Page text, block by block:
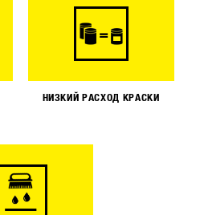
НИЗКИЙ РАСХОД КРАСКИ